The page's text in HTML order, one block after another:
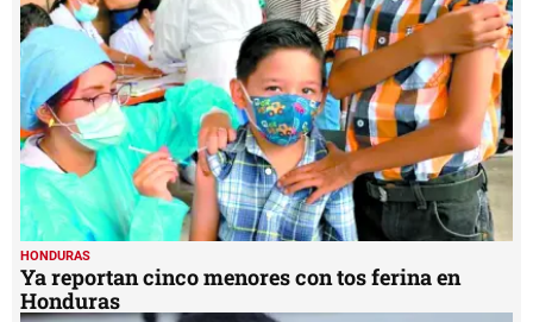
HONDURAS
Ya reportan cinco menores con tos ferina en
Honduras